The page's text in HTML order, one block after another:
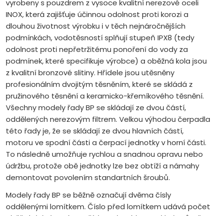
vyrobeny s pouzdrem z vysoce kvalitní nerezové oceli
INOX, která zajišťuje účinnou odolnost proti korozi a
dlouhou životnost výrobku i v těch nejnáročnějších
podmínkách, vodotěsností splňují stupeň IPX8 (tedy
odolnost proti nepřetržitému ponoření do vody za
podmínek, které specifikuje výrobce) a oběžná kola jsou
z kvalitní bronzové slitiny. Hřídele jsou utěsněny
profesionálním dvojitým těsněním, které se skládá z
pružinového těsnění a keramicko-křemíkového těsnění.
Všechny modely řady BP se skládají ze dvou částí,
oddělených nerezovým filtrem. Velkou výhodou čerpadla
této řady je, že se skládají ze dvou hlavních částí,
motoru ve spodní části a čerpací jednotky v horní části.
To následně umožňuje rychlou a snadnou opravu nebo
údržbu, protože obě jednotky lze bez obtíží a námahy
demontovat povolením standartních šroubů.
Modely řady BP se běžně označují dvěma čísly
oddělenými lomítkem. Číslo před lomítkem udává počet